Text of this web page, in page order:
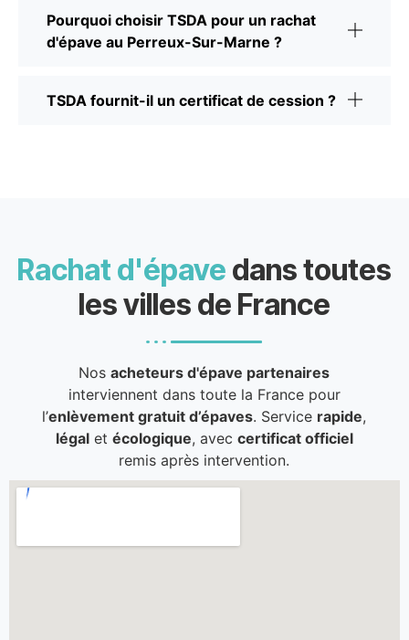
Pourquoi choisir TSDA pour un rachat
d'épave au Perreux-Sur-Marne ?
TSDA fournit-il un certificat de cession ?
Rachat d'épave dans toutes
les villes de France
Nosacheteurs d'épave partenaires
interviennent dans toute la France pour
l’enlèvement gratuit d’épaves. Service rapide,
légalet écologique, avec certificat officiel
remis après intervention.